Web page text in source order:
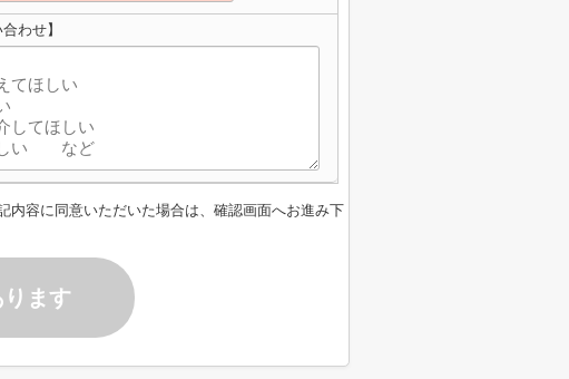
わせ】
内容に同意いただいた場合は、確認画面へお進み下
ます